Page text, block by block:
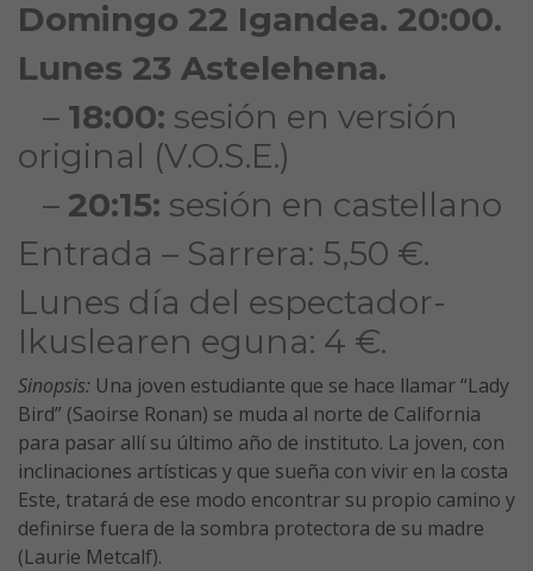
Domingo 22 Igandea. 20:00.
Lunes 23 Astelehena.
– 18:00: sesión en versión
original (V.O.S.E.)
– 20:15: sesión en castellano
Entrada – Sarrera: 5,50 €.
Lunes día del espectador-
Ikuslearen eguna: 4 €.
Sinopsis: Una joven estudiante que se hace llamar “Lady
Bird” (Saoirse Ronan) se muda al norte de California
para pasar allí su último año de instituto. La joven, con
inclinaciones artísticas y que sueña con vivir en la costa
Este, tratará de ese modo encontrar su propio camino y
definirse fuera de la sombra protectora de su madre
(Laurie Metcalf).